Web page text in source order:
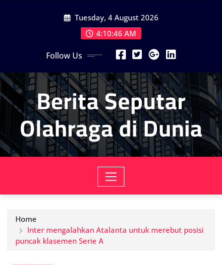
Tuesday, 4 August 2026
4:10:48 AM
Follow Us
Berita Seputar
Olahraga di Dunia
Home
Inter mеngаlаhkаn Atalanta untuk mеrеbut роѕіѕі
puncak klasemen Serie A